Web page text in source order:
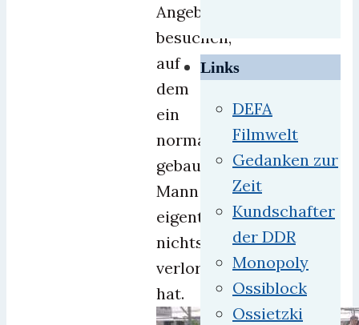
Angeboten zu
besuchen,
auf
dem
ein
normal
gebauter
Mann
eigentlich
nichts
verloren
hat.
Links
DEFA
Filmwelt
Gedanken zur
Zeit
Kundschafter
der DDR
Monopoly
Ossiblock
Ossietzki